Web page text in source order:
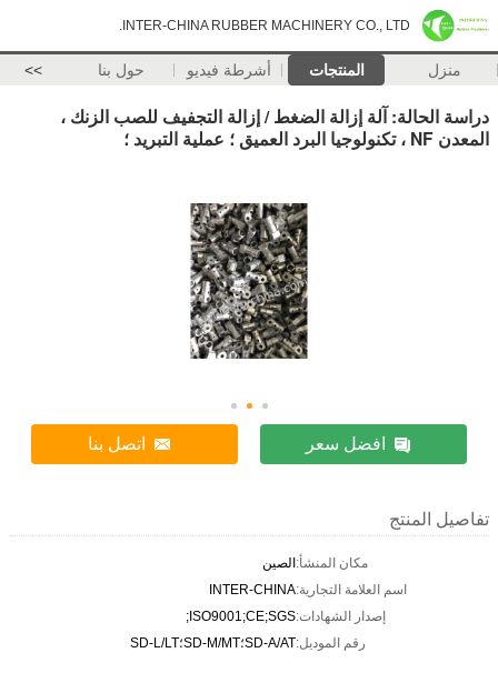
INTER-CHINA RUBBER MACHINERY CO., LTD.
منزل المنتجات أشرطة فيديو حول بنا >>
دراسة الحالة: آلة إزالة الضغط / إزالة التجفيف للصب الزنك ،
المعدن NF ، تكنولوجيا البرد العميق ؛ عملية التبريد ؛
افضل سعر اتصل بنا
تفاصيل المنتج
مكان المنشأ:الصين
اسم العلامة التجارية:INTER-CHINA
إصدار الشهادات:ISO9001;CE;SGS;
رقم الموديل:SD-A/AT؛SD-M/MT؛SD-L/LT